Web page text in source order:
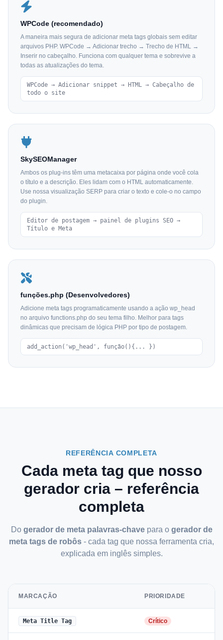
WPCode (recomendado)
A maneira mais segura de adicionar meta tags globais sem editar
arquivos PHP. WPCode → Adicionar trecho → Trecho de HTML →
Inserir no cabeçalho. Funciona com qualquer tema e sobrevive a
todas as atualizações do tema.
WPCode → Adicionar snippet → HTML → Cabeçalho de
todo o site
SkySEOManager
Ambos os plug-ins têm uma metacaixa por página onde você cola
o título e a descrição. Eles lidam com o HTML automaticamente.
Use nossa visualização SERP para criar o texto e cole-o no campo
do plugin.
Editor de postagem → painel de plugins SEO →
Título e Meta
funções.php (Desenvolvedores)
Adicione meta tags programaticamente usando a ação wp_head
no arquivo functions.php do seu tema filho. Melhor para tags
dinâmicas que precisam de lógica PHP por tipo de postagem.
add_action('wp_head', função(){... })
REFERÊNCIA COMPLETA
Cada meta tag que nosso
gerador cria – referência
completa
Do gerador de meta palavras-chavepara o gerador de
meta tags de robôs - cada tag que nossa ferramenta cria,
explicada em inglês simples.
MARCAÇÃO PRIORIDADE
Meta Title Tag Crítico